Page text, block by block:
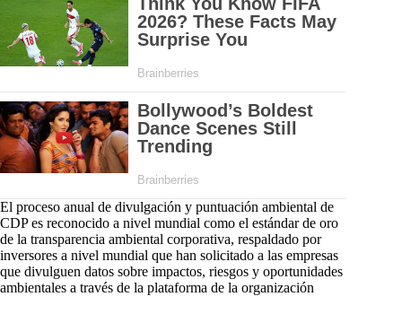
El proceso anual de divulgación y puntuación ambiental de
CDP es reconocido a nivel mundial como el estándar de oro
de la transparencia ambiental corporativa, respaldado por
inversores a nivel mundial que han solicitado a las empresas
que divulguen datos sobre impactos, riesgos y oportunidades
ambientales a través de la plataforma de la organización